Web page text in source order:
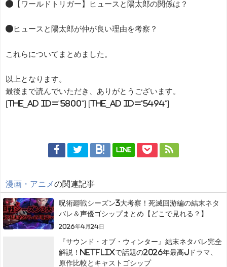
●【ワールドトリガー】ヒュースと陽太郎の関係は？
●ヒュースと陽太郎が仲が良い理由を考察？
これらについてまとめました。
以上となります。
最後まで読んでいただき、ありがとうございます。
[the_ad id="5800"] [the_ad id="5494"]
LINE
漫画・アニメの関連記事
呪術廻戦シーズン3大考察！死滅回游編の結末ネタ
バレ＆声優ゴシップまとめ【どこで見れる？】
2026年4月24日
『サウンド・オブ・ウィンター』結末ネタバレ完全
解説！Netflixで話題の2026年最高Jドラマ、
原作比較とキャストゴシップ